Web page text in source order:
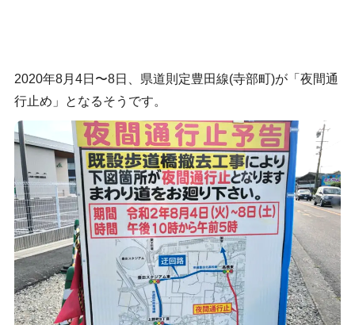
2020年8月4日〜8日、県道則定豊田線(寺部町)が「夜間通
行止め」となるそうです。